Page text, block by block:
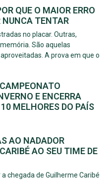
QUE O MAIOR ERRO
NUNCA TENTAR
no placar. Outras,
São aquelas
A prova em que o
E ENCERRA
MELHORES DO PAÍS
AO NADADOR
AO SEU TIME DE
chegada de Guilherme Caribé